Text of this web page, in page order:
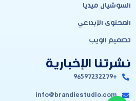
السوشيال ميديا
المحتوى الإبداعي
تصميم الويب
نشرتنا الإخبارية
+96597232279
info@brandiestudio.com